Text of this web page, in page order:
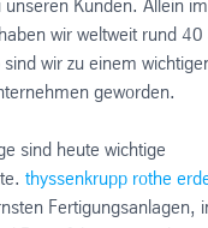
unseren Kunden. Allein
haben wir weltweit rund
wir zu einem
geworden.
sind heute wichtige
thyssenkrupp rothe
Fertigungsanlagen,